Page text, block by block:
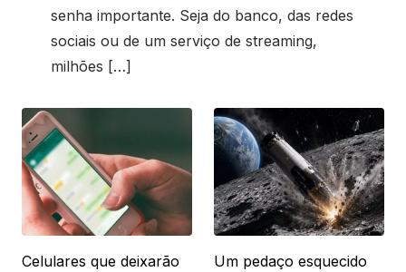
senha importante. Seja do banco, das redes
sociais ou de um serviço de streaming,
milhões […]
Celulares que deixarão
Um pedaço esquecido